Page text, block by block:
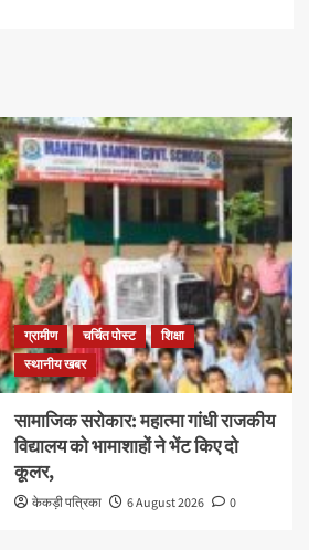
ग्रामीण चर्चित पोस्ट
शिक्षा
स्थानीय खबर
सामाजिक सरोकार: महात्मा गांधी राजकीय
विद्यालय को भामाशाहों ने भेंट किए दो
कूलर,
केकड़ी पत्रिका 6 August 2026 0